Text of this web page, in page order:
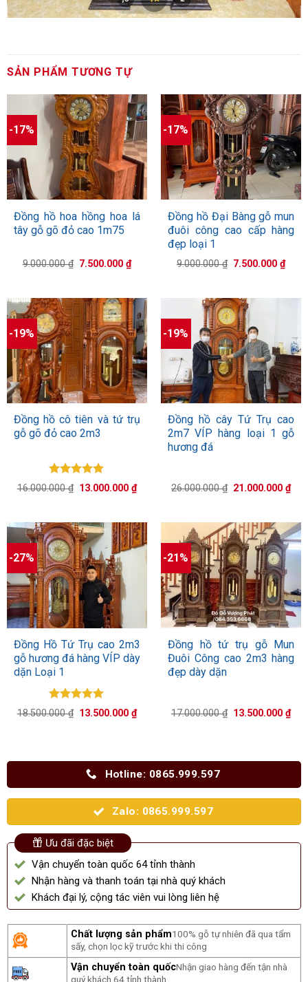
SẢN PHẨM TƯƠNG TỰ
-17%
Đồng hồ hoa hồng hoa lá
tây gỗ gõ đỏ cao 1m75
9.000.000₫ Giá
7.500.000₫Giá
hiện
7.500.000 ₫.
-17%
Đồng hồ Đại Bàng gỗ mun
đuôi công cao cấp hàng
đẹp loại 1
9.000.000₫ Giá
7.500.000₫Giá
hiện
-19%
Đồng hồ cô tiên và tứ trụ
gỗ gõ đỏ cao 2m3
Được xếp
hạng
16.000.000₫ Giá
13.000.000₫Giá
hiện
13.000.000 ₫.
-19%
Đồng hồ cây Tứ Trụ cao
2m7 VÍP hàng loại 1 gỗ
hương đá
26.000.000₫ Giá
21.000.000₫Giá
-27%
Đồng Hồ Tứ Trụ cao 2m3
gỗ hương đá hàng VÍP dày
dặn Loại 1
Được xếp
hạng
18.500.000₫ Giá
13.500.000₫Giá
hiện
-21%
Đồng hồ tứ trụ gỗ Mun
Đuôi Công cao 2m3 hàng
đẹp dày dặn
17.000.000₫ Giá
13.500.000₫Giá
Hotline: 0865.999.597
Zalo: 0865.999.597
Ưu đãi đặc biệt
Vận chuyển toàn quốc 64 tỉnh thành
Nhận hàng và thanh toán tại nhà quý khách
Khách đại lý, cộng tác viên vui lòng liên hệ
Chất lượng sản phẩm100% gỗ tự nhiên đã qua tẩm
sấy, chọn lọc kỹ trước khi thi công
Vận chuyển toàn quốcNhận giao hàng đến tận nhà
quý khách 64 tỉnh thành